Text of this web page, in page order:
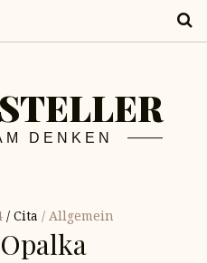
DENKEN
Cita Allgemein